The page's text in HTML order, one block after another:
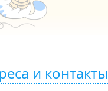
и контакты